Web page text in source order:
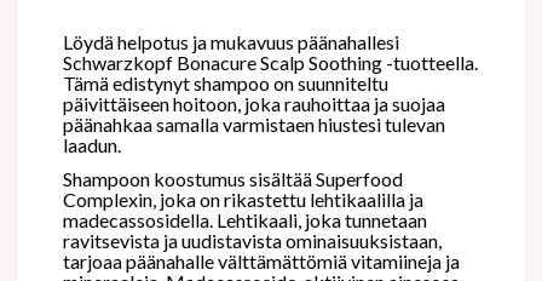
Löydä helpotus ja mukavuus päänahallesi
Schwarzkopf Bonacure Scalp Soothing -tuotteella.
Tämä edistynyt shampoo on suunniteltu
päivittäiseen hoitoon, joka rauhoittaa ja suojaa
päänahkaa samalla varmistaen hiustesi tulevan
laadun.
Shampoon koostumus sisältää Superfood
Complexin, joka on rikastettu lehtikaalilla ja
madecassosidella. Lehtikaali, joka tunnetaan
ravitsevista ja uudistavista ominaisuuksistaan,
tarjoaa päänahalle välttämättömiä vitamiineja ja